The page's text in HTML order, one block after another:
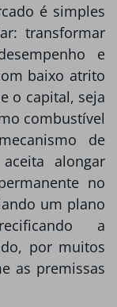
é simples
transformar
e
baixo atrito
o capital, seja
combustível
de
alongar
no
um plano
a
por muitos
as premissas